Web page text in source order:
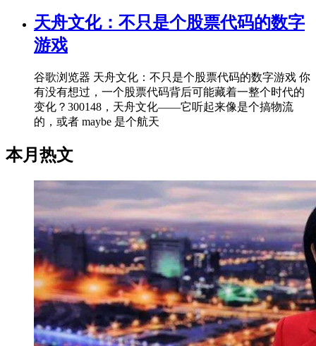
天舟文化：不只是个股票代码的数字
游戏
谷歌浏览器 天舟文化：不只是个股票代码的数字游戏 你
有没有想过，一个股票代码背后可能藏着一整个时代的
变化？300148，天舟文化——它听起来像是个搞物流
的，或者 maybe 是个航天
本月热文